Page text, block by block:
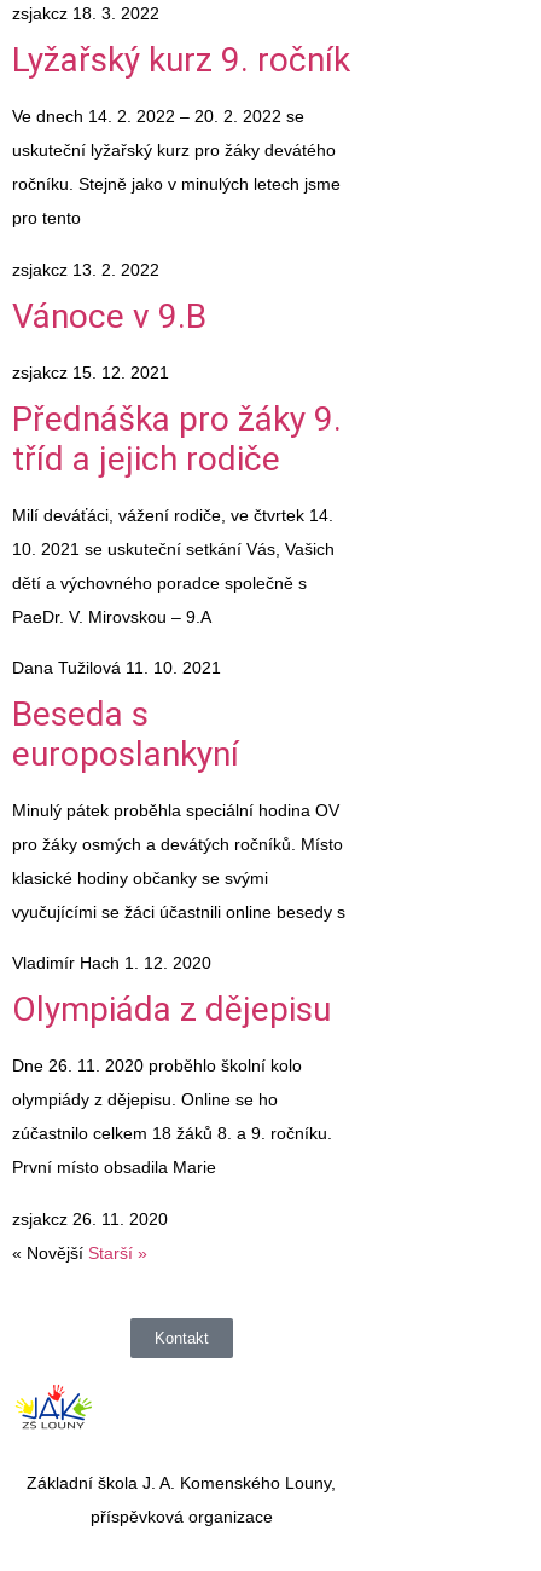
zsjakcz 18. 3. 2022
Lyžařský kurz 9. ročník
Ve dnech 14. 2. 2022 – 20. 2. 2022 se
uskuteční lyžařský kurz pro žáky devátého
ročníku. Stejně jako v minulých letech jsme
pro tento
zsjakcz 13. 2. 2022
Vánoce v 9.B
zsjakcz 15. 12. 2021
Přednáška pro žáky 9.
tříd a jejich rodiče
Milí deváťáci, vážení rodiče, ve čtvrtek 14.
10. 2021 se uskuteční setkání Vás, Vašich
dětí a výchovného poradce společně s
PaeDr. V. Mirovskou – 9.A
Dana Tužilová 11. 10. 2021
Beseda s
europoslankyní
Minulý pátek proběhla speciální hodina OV
pro žáky osmých a devátých ročníků. Místo
klasické hodiny občanky se svými
vyučujícími se žáci účastnili online besedy s
Vladimír Hach 1. 12. 2020
Olympiáda z dějepisu
Dne 26. 11. 2020 proběhlo školní kolo
olympiády z dějepisu. Online se ho
zúčastnilo celkem 18 žáků 8. a 9. ročníku.
První místo obsadila Marie
zsjakcz 26. 11. 2020
« Novější Starší »
Kontakt
Základní škola J. A. Komenského Louny,
příspěvková organizace